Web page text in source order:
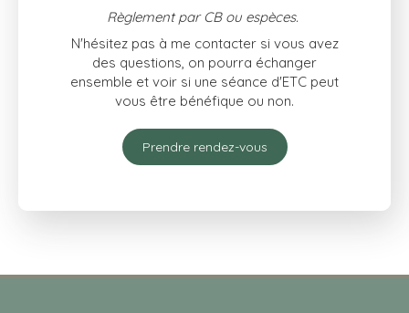
Règlement par CB ou espèces.
N'hésitez pas à me contacter si vous avez
des questions, on pourra échanger
ensemble et voir si une séance d'ETC peut
vous être bénéfique ou non.
Prendre rendez-vous